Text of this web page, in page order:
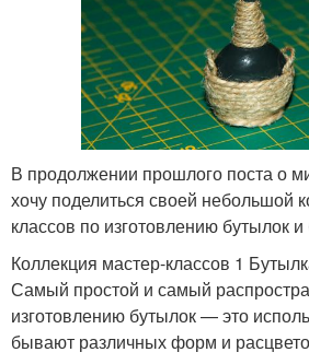
В продолжении прошлого поста о
хочу поделиться своей небольшой
классов по изготовлению бутылок и
Коллекция мастер-классов 1
Самый простой и самый
изготовлению бутылок — это
бывают различных форм и